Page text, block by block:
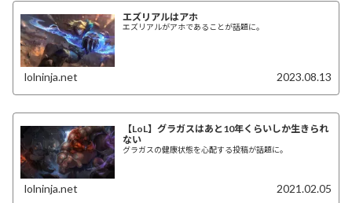
エズリアルはアホ
エズリアルがアホであることが話題に。
lolninja.net 2023.08.13
【LoL】グラガスはあと10年くらいしか生きられ
ない
グラガスの健康状態を心配する投稿が話題に。
lolninja.net 2021.02.05